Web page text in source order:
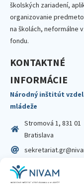
školských zariadení,
organizovanie
na školách, neformálne
fondu.
KONTAKTNÉ
INFORMÁCIE
Národný inštitút
mládeže
Stromová 1, 831 01
Bratislava
IČO: 00164348
DIČ: 2020798714